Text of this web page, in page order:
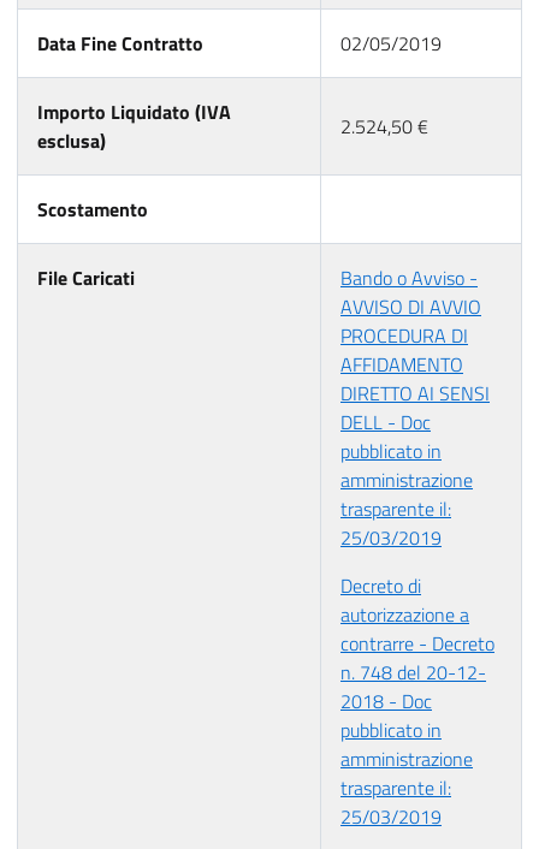
Data Fine Contratto 02/05/2019
Importo Liquidato (IVA
esclusa)
2.524,50 €
Scostamento
File Caricati
Bando o Avviso -
AVVISO DI AVVIO
PROCEDURA DI
AFFIDAMENTO
DIRETTO AI SENSI
DELL - Doc
pubblicato in
amministrazione
trasparente il:
25/03/2019
Decreto di
autorizzazione a
contrarre - Decreto
n. 748 del 20-12-
2018 - Doc
pubblicato in
amministrazione
trasparente il:
25/03/2019